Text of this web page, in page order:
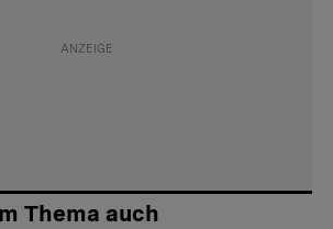
Thema auch